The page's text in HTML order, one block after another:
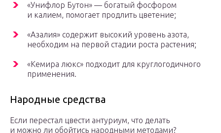
«Унифлор Бутон» — богатый фосфором
и калием, помогает продлить цветение;
«Азалия» содержит высокий уровень азота,
необходим на первой стадии роста растения;
«Кемира люкс» подходит для круглогодичного
применения.
Народные средства
Если перестал цвести антуриум, что делать
и можно ли обойтись народными методами?